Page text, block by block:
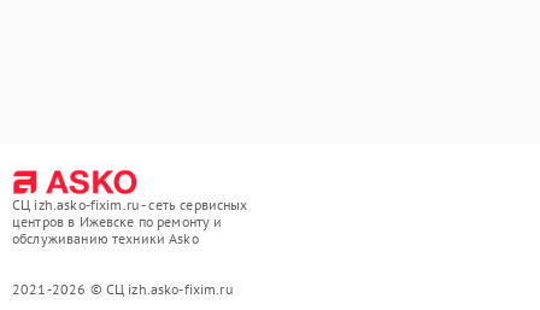
СЦ izh.asko-fixim.ru - сеть сервисных
центров в Ижевске по ремонту и
обслуживанию техники Asko
2021-2026 © СЦ izh.asko-fixim.ru